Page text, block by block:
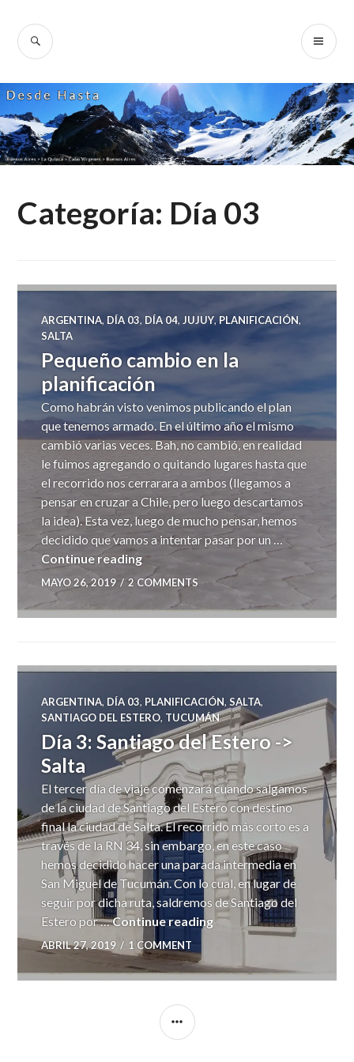
content
SEARCH
Categoría: Día 03
ARGENTINA, DÍA 03, DÍA 04, JUJUY, PLANIFICACIÓN,
SALTA
Pequeño cambio en la
planificación
Como habrán visto venimos publicando el plan
que tenemos armado. En el último año el mismo
cambió varias veces. Bah, no cambió, en realidad
le fuimos agregando o quitando lugares hasta que
el recorrido nos cerrarara a ambos (llegamos a
pensar en cruzar a Chile, pero luego descartamos
la idea). Esta vez, luego de mucho pensar, hemos
decidido que vamos a intentar pasar por un …
Continue readingPequeño cambio en la planificación
MAYO 26, 2019 2 COMMENTS
ARGENTINA, DÍA 03, PLANIFICACIÓN,SALTA,
SANTIAGO DEL ESTERO, TUCUMÁN
Día 3: Santiago del Estero ->
Salta
El tercer día de viaje comenzará cuando salgamos
de la ciudad de Santiago del Estero con destino
final la ciudad de Salta. El recorrido más corto es a
través de la RN 34, sin embargo, en este caso
hemos decidido hacer una parada intermedia en
San Miguel de Tucumán. Con lo cual, en lugar de
seguir por dicha ruta, saldremos de Santiago del
Estero por …Continue readingDía 3: Santiago del
ABRIL 27, 2019 1 COMMENT
SIDEBAR